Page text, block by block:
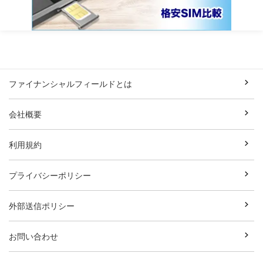
ファイナンシャルフィールドとは
会社概要
利用規約
プライバシーポリシー
外部送信ポリシー
お問い合わせ